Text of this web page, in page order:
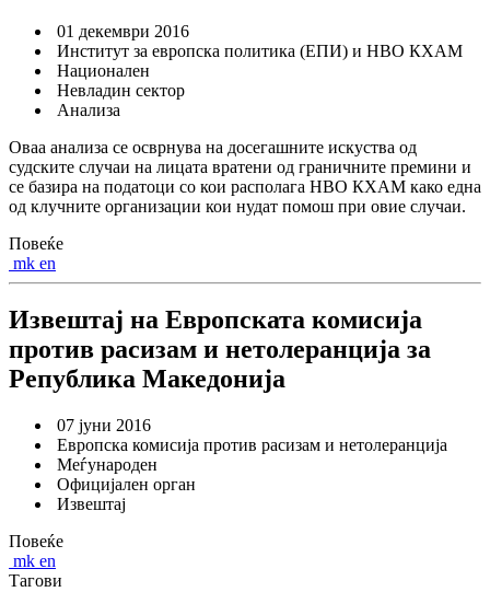
01 декември 2016
Институт за европска политика (ЕПИ) и НВО КХАМ
Национален
Невладин сектор
Анализа
Оваа анализа се осврнува на досегашните искуства од
судските случаи на лицата вратени од граничните премини и
се базира на податоци со кои располага НВО КХАМ како една
од клучните организации кои нудат помош при овие случаи.
Повеќе
mk en
Извештај на Европската комисија
против расизам и нетолеранција за
Република Македонија
07 јуни 2016
Европска комисија против расизам и нетолеранција
Mеѓународен
Oфицијален орган
Извештај
Повеќе
mk en
Тагови